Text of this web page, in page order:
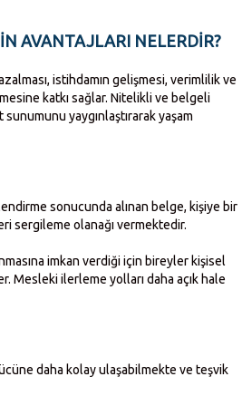
AVANTAJLARI NELERDİR?
istihdamın gelişmesi, verimlilik ve
katkı sağlar. Nitelikli ve belgeli
yaygınlaştırarak yaşam
sonucunda alınan belge, kişiye bir
sergileme olanağı vermektedir.
imkan verdiği için bireyler kişisel
Mesleki ilerleme yolları daha açık hale
daha kolay ulaşabilmekte ve teşvik